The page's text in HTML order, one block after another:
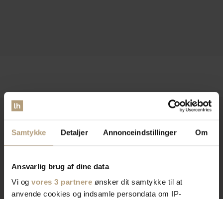
Samtykke Detaljer Annonceindstillinger Om
Ansvarlig brug af dine data
Vi og vores 3 partnere ønsker dit samtykke til at
anvende cookies og indsamle persondata om IP-
Vi erspecialisterindenfor
indretning af private hjem og
erhvervslokaler​